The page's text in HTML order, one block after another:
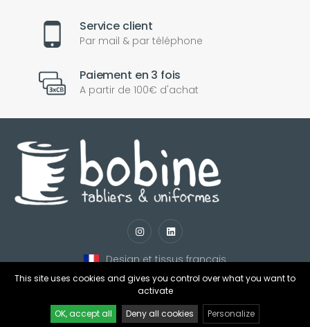
Service client
Par mail & par téléphone
Paiement en 3 fois
A partir de 100€ d'achat
Design et tissus français
notify_engine
This site uses cookies and gives you control over what you want to
activate
OK, accept all
Deny all cookies Personalize